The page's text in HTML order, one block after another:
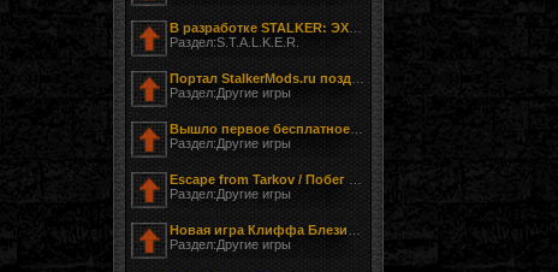
Раздел:S.T.A.L.K.E.R.
Раздел:Другие игры
Раздел:Другие игры
Раздел:Другие игры
Раздел:Другие игры